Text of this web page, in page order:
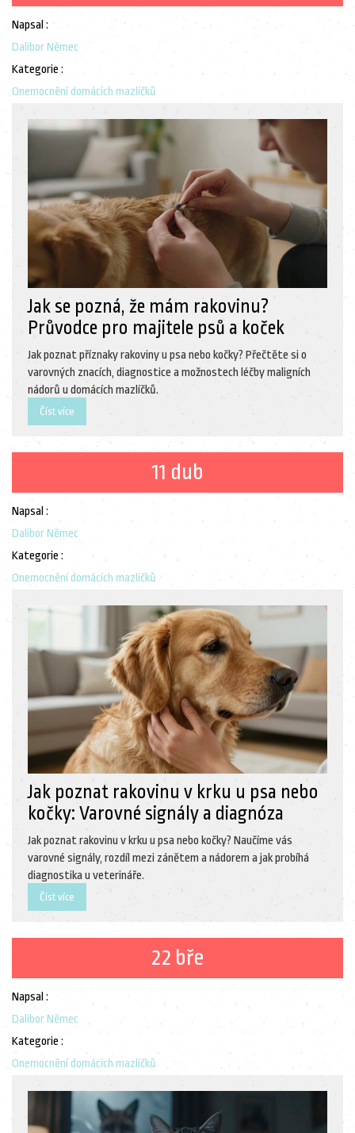
Napsal :
Dalibor Němec
Kategorie :
Onemocnění domácích mazlíčků
Jak se pozná, že mám rakovinu?
Průvodce pro majitele psů a koček
Jak poznat příznaky rakoviny u psa nebo kočky? Přečtěte si o
varovných znacích, diagnostice a možnostech léčby maligních
nádorů u domácích mazlíčků.
Číst více
11 dub
Napsal :
Dalibor Němec
Kategorie :
Onemocnění domácích mazlíčků
Jak poznat rakovinu v krku u psa nebo
kočky: Varovné signály a diagnóza
Jak poznat rakovinu v krku u psa nebo kočky? Naučíme vás
varovné signály, rozdíl mezi zánětem a nádorem a jak probíhá
diagnostika u veterináře.
Číst více
22 bře
Napsal :
Dalibor Němec
Kategorie :
Onemocnění domácích mazlíčků